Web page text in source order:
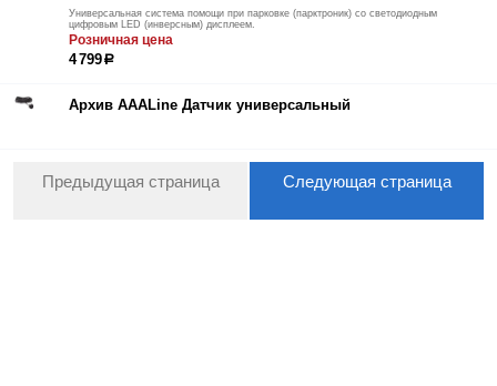
Универсальная система помощи при парковке (парктроник) со светодиодным
цифровым LED (инверсным) дисплеем.
Розничная цена
4 799р
Архив AAALine Датчик универсальный
Предыдущая страница Следующая страница